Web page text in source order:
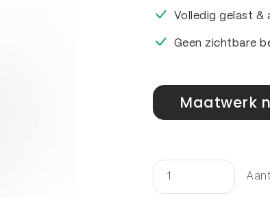
Volledig gelast &
Geen zichtbare
Maatwerk
Kantopsluiting